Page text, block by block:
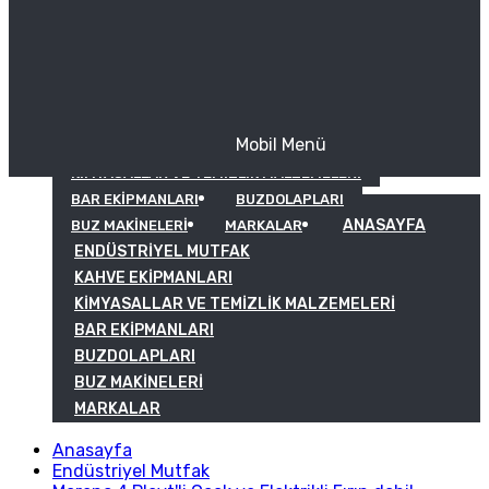
KIMYASALLAR VE TEMIZLIK MALZEMELERI
BAR EKIPMANLARI
BUZDOLAPLARI
BUZ MAKINELERI
MARKALAR
Mobil Menü
ANASAYFA
ENDÜSTRIYEL MUTFAK
KAHVE EKIPMANLARI
KIMYASALLAR VE TEMIZLIK MALZEMELERI
BAR EKIPMANLARI
BUZDOLAPLARI
BUZ MAKINELERI
MARKALAR
Anasayfa
Endüstriyel Mutfak